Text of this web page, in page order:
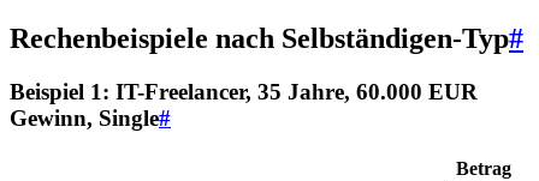
Rechenbeispiele nach Selbständigen-Typ#
Beispiel 1: IT-Freelancer, 35 Jahre, 60.000 EUR
Gewinn, Single#
Betrag